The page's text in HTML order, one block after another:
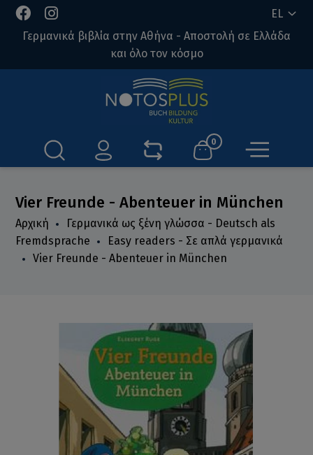
EL
Γερμανικά βιβλία στην Αθήνα - Αποστολή σε Ελλάδα
και όλο τον κόσμο
0
Vier Freunde - Abenteuer in München
Αρχική
Γερμανικά ως ξένη γλώσσα - Deutsch als
Fremdsprache
Easy readers - Σε απλά γερμανικά
Vier Freunde - Abenteuer in München